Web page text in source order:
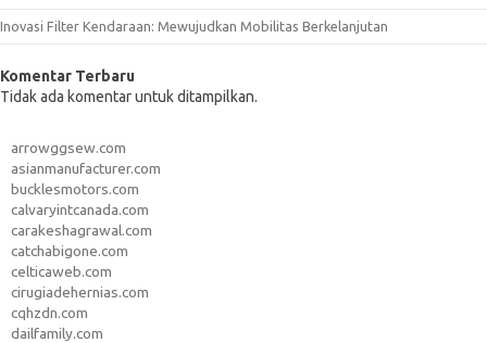
Inovasi Filter Kendaraan: Mewujudkan Mobilitas Berkelanjutan
Komentar Terbaru
Tidak ada komentar untuk ditampilkan.
arrowggsew.com
asianmanufacturer.com
bucklesmotors.com
calvaryintcanada.com
carakeshagrawal.com
catchabigone.com
celticaweb.com
cirugiadehernias.com
cqhzdn.com
dailfamily.com